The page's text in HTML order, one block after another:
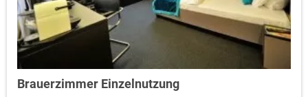
WLAN, Radio, Telefon, Safe, Wecker sowie eine Kaffee- und
Teestation.
Brauerzimmer Einzelnutzung